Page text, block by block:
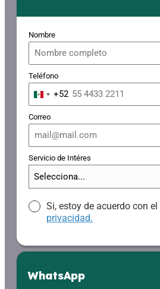
Nombre
Teléfono
Mexico
+52
+52
Correo
Servicio de Intéres
Selecciona...
Si, estoy de acuerdo con el
privacidad.
WhatsApp